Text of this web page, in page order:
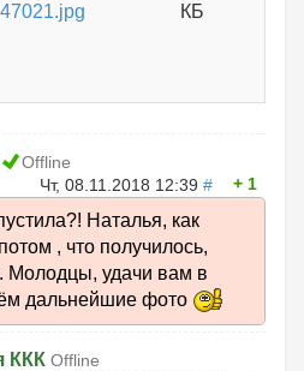
КБ
Offline
Чт, 08.11.2018 12:39 # 1
Наталья, как
, что получилось,
Молодцы, удачи вам в
дальнейшие фото
ККК Offline